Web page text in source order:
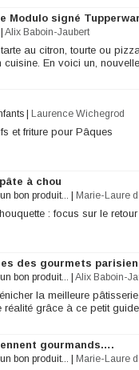
Modulo signé
Alix Baboin-Jaubert
au citron, tourte ou
En voici un,
Laurence Wichegrod
et friture pour Pâques
à chou
bon produit... Marie-Laure
: focus sur le
des gourmets
bon produit... Alix Baboin-
la meilleure
réalité grâce à ce petit
gourmands….
bon produit... Marie-Laure